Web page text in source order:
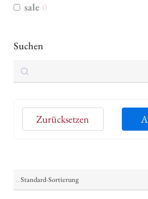
sale 0
Suchen
Suchen
Zurücksetzen